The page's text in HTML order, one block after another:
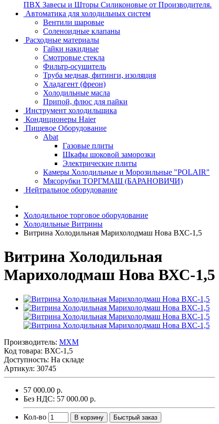
ПВХ Завесы и Шторы Силиконовые от Производителя.
Автоматика для холодильных систем
Вентили шаровые
Соленоидные клапаны
Расходные материалы
Гайки накидные
Смотровые стекла
Фильтр-осушитель
Труба медная, фитинги, изоляция
Хладагент (фреон)
Холодильные масла
Припой, флюс для пайки
Инструмент холодильщика
Кондиционеры Haier
Пищевое Оборудование
Abat
Газовые плиты
Шкафы шоковой заморозки
Электрические плиты
Камеры Холодильные и Морозильные "POLAIR"
Мясорубки ТОРГМАШ (БАРАНОВИЧИ)
Нейтральное оборудование
Холодильное торговое оборудование
Холодильные Витрины
Витрина Холодильная Марихолодмаш Нова ВХС-1,5
Витрина Холодильная
Марихолодмаш Нова ВХС-1,5
Производитель: MXM
Код товара: ВХС-1,5
Доступность: На складе
Артикул: 30745
57 000.00 р.
Без НДС: 57 000.00 р.
Кол-во В корзину Быстрый заказ